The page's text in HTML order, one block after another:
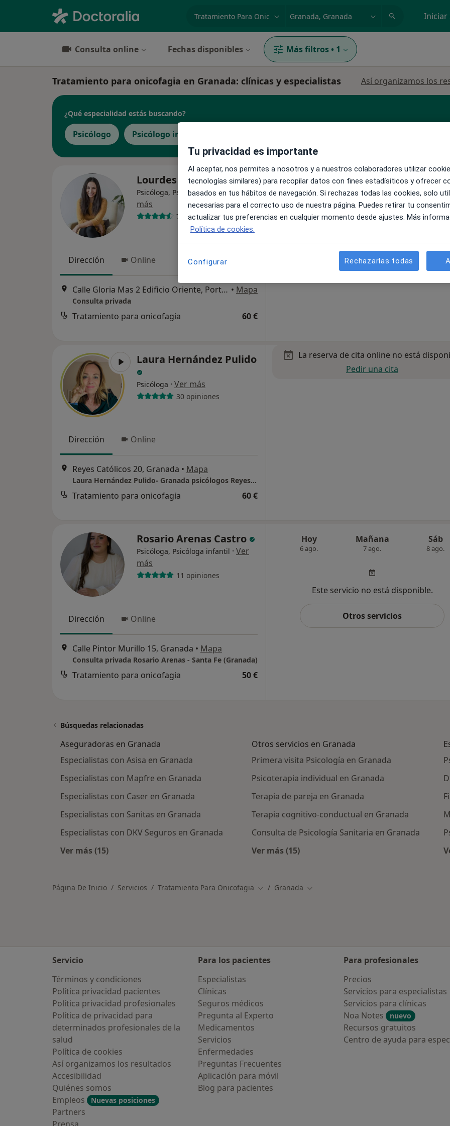
Iniciar
Consulta online Fechas disponibles Más filtros • 1
Tratamiento para onicofagia en Granada: clínicas y especialistas Así organizamos los
¿Qué especialidad estás buscando?
Psicólogo Psicólogo infantil
Lourdes Estrella
Psicóloga, Psicóloga infantil·Ver
más
70 opiniones
Dirección Online
Calle Gloria Mas 2 Edificio Oriente, Portal 2, 1ºC, 18014, Granada • Mapa
Consulta privada
Tratamiento para onicofagia 60 €
La reserva de cita online no está
Pedir una cita
Laura Hernández Pulido
Psicóloga · Ver más
30 opiniones
Dirección Online
Reyes Católicos 20, Granada • Mapa
Laura Hernández Pulido- Granada psicólogos Reyes Católicos
Tratamiento para onicofagia 60 €
La reserva de cita online no está
Pedir una cita
Rosario Arenas Castro
Psicóloga, Psicóloga infantil · Ver
más
11 opiniones
Dirección Online
Calle Pintor Murillo 15, Granada • Mapa
Consulta privada Rosario Arenas - Santa Fe (Granada)
Tratamiento para onicofagia 50 €
Hoy
6 ago.
Mañana
7 ago.
Sáb
8 ago.
Este servicio no está disponible.
Otros servicios
Búsquedas relacionadas
Aseguradoras en Granada
Especialistas con Asisa en Granada
Especialistas con Mapfre en Granada
Especialistas con Caser en Granada
Especialistas con Sanitas en Granada
Especialistas con DKV Seguros en Granada
Ver más (15)
Otros servicios en Granada
Primera visita Psicología en Granada
Psicoterapia individual en Granada
Terapia de pareja en Granada
Terapia cognitivo-conductual en Granada
Consulta de Psicología Sanitaria en Granada
Ver más (15)
Página De Inicio Servicios Tratamiento Para Onicofagia Cambiar de ciudad
Granada Cambiar de ciudad
Servicio
Términos y condiciones
Política privacidad pacientes
Política privacidad profesionales
Política de privacidad para
determinados profesionales de la
salud
Política de cookies
Así organizamos los resultados
Accesibilidad
Quiénes somos
Empleos
Nuevas posiciones
Partners
Para los pacientes
Especialistas
Clínicas
Seguros médicos
Pregunta al Experto
Medicamentos
Servicios
Enfermedades
Preguntas Frecuentes
Aplicación para móvil
Blog para pacientes
Para profesionales
Precios
Servicios para especialistas
Servicios para clínicas
Noa Notes
nuevo
Recursos gratuitos
Centro de ayuda para
Tu privacidad es importante
Al aceptar, nos permites a nosotros y a nuestros colaboradores utilizar
tecnologías similares) para recopilar datos con fines estadísiticos y ofrecer
basados en tus hábitos de navegación. Si rechazas todas las cookies, solo
necesarias para el correcto uso de nuestra página. Puedes retirar tu
actualizar tus preferencias en cualquier momento desde ajustes. Más
Política de cookies.
Configurar Rechazarlas todas